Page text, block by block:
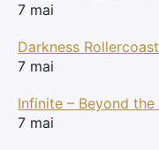
7 mai
Darkness
7 mai
Infinite – Beyond the
7 mai